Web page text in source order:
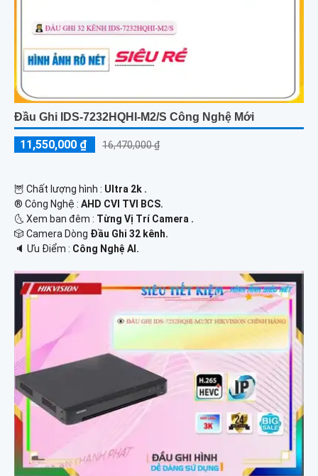
Đầu Ghi IDS-7232HQHI-M2/S Công Nghệ Mới
11,550,000 ₫ 16,470,000 ₫
🦉 Chất lượng hình : Ultra 2k .
®️ Công Nghệ : AHD CVI TVI BCS.
🌜 Xem ban đêm : Từng Vị Trí Camera .
🎲 Camera Dòng Đầu Ghi 32 kênh.
️🔈 Ưu Điểm : Công Nghệ AI.